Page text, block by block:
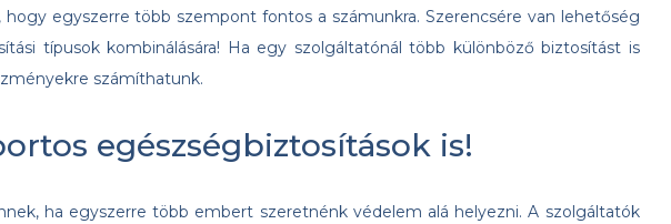
egyszerre több szempont fontos a számunkra. Szerencsére van lehetőség
típusok kombinálására! Ha egy szolgáltatónál több különböző biztosítást is
számíthatunk.
egészségbiztosítások is!
ha egyszerre több embert szeretnénk védelem alá helyezni. A szolgáltatók